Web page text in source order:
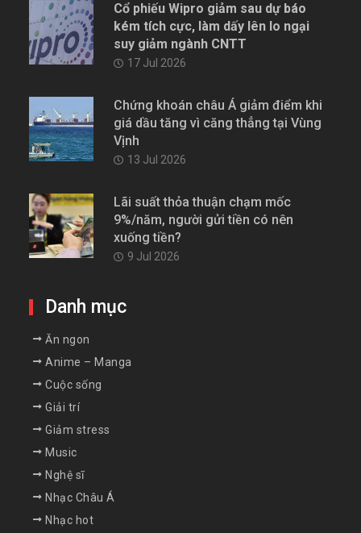
Cổ phiếu Wipro giảm sau dự báo
kém tích cực, làm dấy lên lo ngại
suy giảm ngành CNTT
17 Jul 2026
Chứng khoán châu Á giảm điểm khi
giá dầu tăng vì căng thẳng tại Vùng
Vịnh
13 Jul 2026
Lãi suất thỏa thuận chạm mốc
9%/năm, người gửi tiền có nên
xuống tiền?
9 Jul 2026
Danh mục
Ăn ngon
Anime – Manga
Cuộc sống
Giải trí
Giảm stress
Music
Nghệ sĩ
Nhạc Châu Á
Nhạc hot